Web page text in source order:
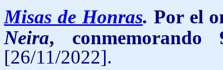
Misas de Honras. Por el
Neira,
[26/11/2022].